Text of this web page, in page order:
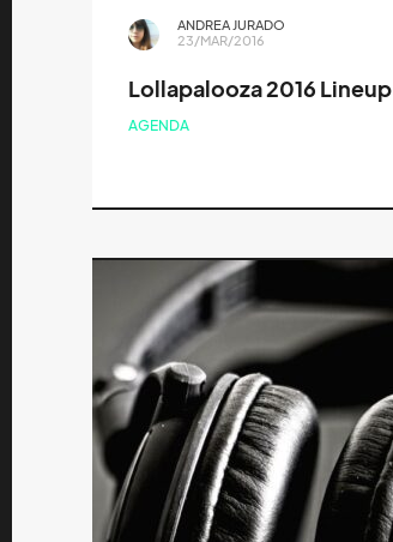
ANDREA JURADO
23/MAR/2016
Lollapalooza 2016 Lineup
AGENDA